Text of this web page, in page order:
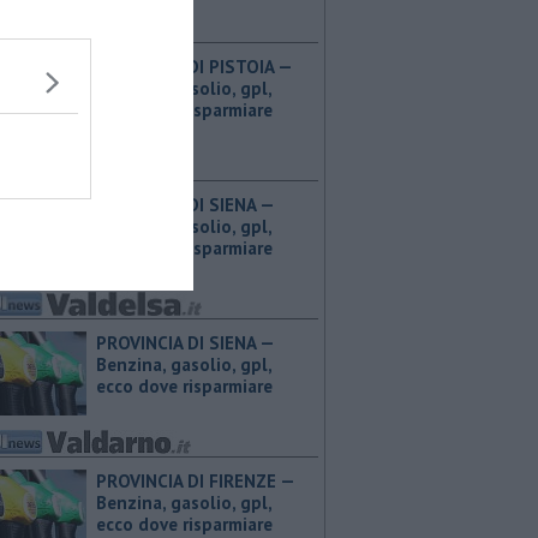
PROVINCIA DI PISTOIA — ​
Benzina, gasolio, gpl,
ecco dove risparmiare
PROVINCIA DI SIENA — ​
Benzina, gasolio, gpl,
ecco dove risparmiare
PROVINCIA DI SIENA — ​
Benzina, gasolio, gpl,
ecco dove risparmiare
PROVINCIA DI FIRENZE — ​
Benzina, gasolio, gpl,
ecco dove risparmiare